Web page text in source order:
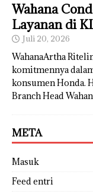
Wahana
Layanan di
Juli 20, 2026
WahanaArtha
komitmennya
konsumen Honda.
Branch Head
META
Masuk
Feed entri